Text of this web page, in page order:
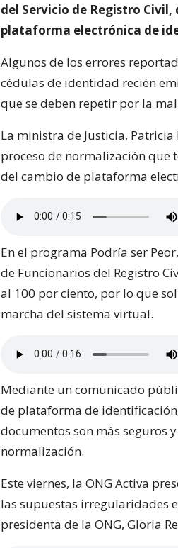
del Servicio de Registro
plataforma electrónica de
Algunos de los errores
cédulas de identidad recién
que se deben repetir por la
La ministra de Justicia, Patricia
proceso de normalización
del cambio de plataforma
En el programa Podría ser
de Funcionarios del Registro
al 100 por ciento, por lo que
marcha del sistema virtual.
Mediante un comunicado
de plataforma de
documentos son más seguros
normalización.
Este viernes, la ONG Activa
las supuestas irregularidades
presidenta de la ONG, Gloria